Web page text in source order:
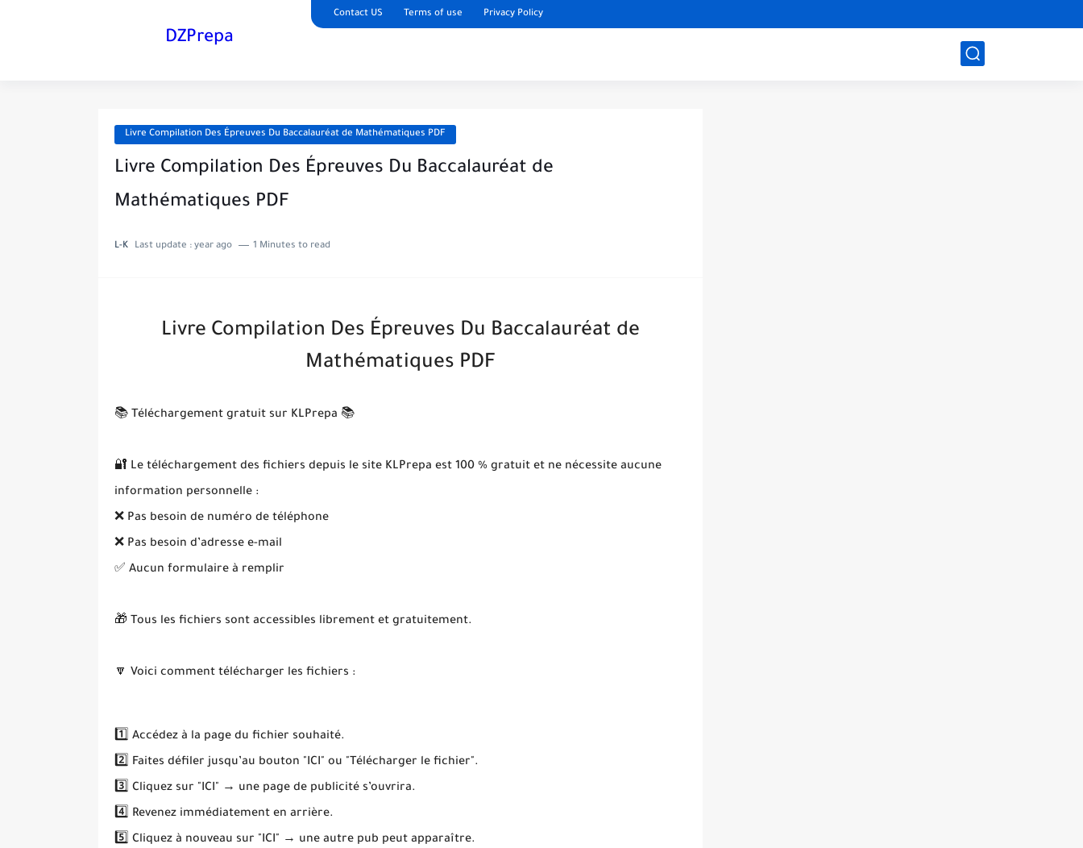
Contact US Terms of use Privacy Policy
DZPrepa
Livre Compilation Des Épreuves Du Baccalauréat de Mathématiques PDF
Livre Compilation Des Épreuves Du Baccalauréat de
Mathématiques PDF
L-K Last update : year ago 1 Minutes to read
Livre Compilation Des Épreuves Du Baccalauréat de
Mathématiques PDF
📚 Téléchargement gratuit sur KLPrepa 📚
🔐 Le téléchargement des fichiers depuis le site KLPrepa est 100 % gratuit et ne nécessite aucune
information personnelle :
❌ Pas besoin de numéro de téléphone
❌ Pas besoin d’adresse e-mail
✅ Aucun formulaire à remplir
🎁 Tous les fichiers sont accessibles librement et gratuitement.
🔽 Voici comment télécharger les fichiers :
1️⃣ Accédez à la page du fichier souhaité.
2️⃣ Faites défiler jusqu’au bouton "ICI" ou "Télécharger le fichier".
3️⃣ Cliquez sur "ICI" → une page de publicité s’ouvrira.
4️⃣ Revenez immédiatement en arrière.
5️⃣ Cliquez à nouveau sur "ICI" → une autre pub peut apparaître.